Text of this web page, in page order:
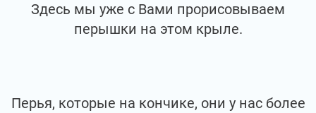
Здесь мы уже с Вами прорисовываем
перышки на этом крыле.
Перья, которые на кончике, они у нас более